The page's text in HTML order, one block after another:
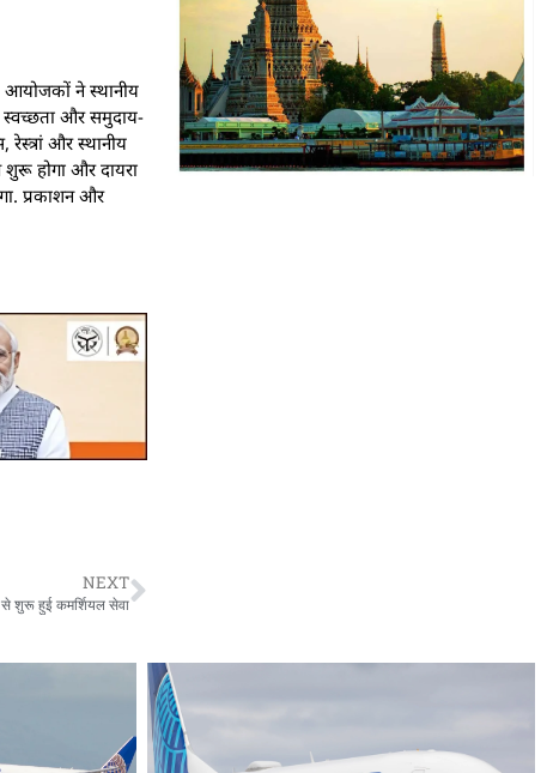
आयोजकों ने स्थानीय
स्वच्छता और समुदाय-
और स्थानीय
शुरू होगा और दायरा
प्रकाशन और
NEXT
शुरू हुई कमर्शियल सेवा